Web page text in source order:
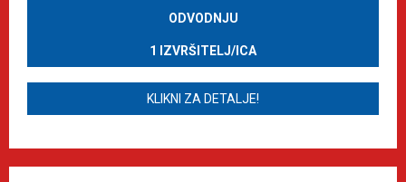
ODVODNJU
1 IZVRŠITELJ/ICA
KLIKNI ZA DETALJE!